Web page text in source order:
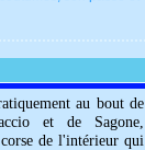
au bout de
et de Sagone,
de l'intérieur qui